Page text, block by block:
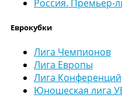
Россия. Премьер-
Еврокубки
Лига Чемпионов
Лига Европы
Лига Конференций
Юношеская лига